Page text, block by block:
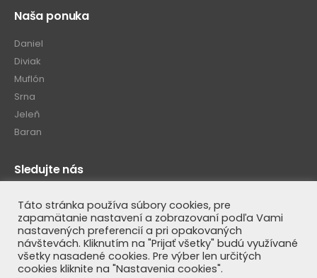
Naša ponuka
Daniel
Diviak
Muflón
Srna
Jeleň
Baran
Sledujte nás
© Luteus SK 2020. All Rights Reserved
Táto stránka používa súbory cookies, pre
zapamätanie nastavení a zobrazovaní podľa Vami
nastavených preferencií a pri opakovaných
návštevách. Kliknutím na "Prijať všetky" budú využívané
všetky nasadené cookies. Pre výber len určitých
cookies kliknite na "Nastavenia cookies".